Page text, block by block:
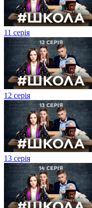
11 серія
12 серія
13 серія